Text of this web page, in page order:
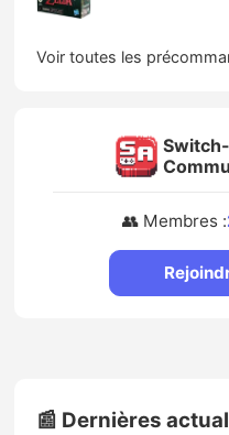
Voir toutes les
Switch-
👥 Membres :
📰 Dernières